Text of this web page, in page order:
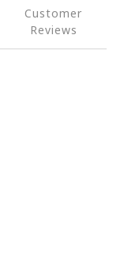
Customer
Reviews